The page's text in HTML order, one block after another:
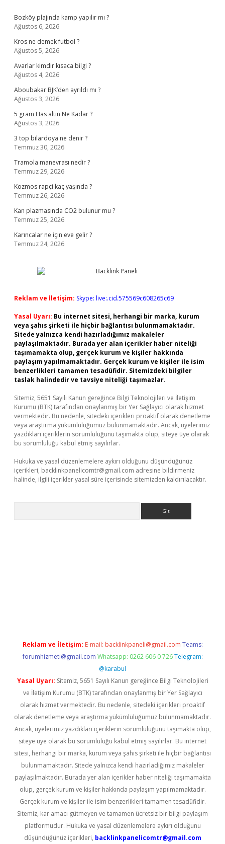
Bozköy plajında kamp yapılır mı ?
Ağustos 6, 2026
Kros ne demek futbol ?
Ağustos 5, 2026
Avarlar kimdir kısaca bilgi ?
Ağustos 4, 2026
Aboubakar BJK’den ayrıldı mı ?
Ağustos 3, 2026
5 gram Has altın Ne Kadar ?
Ağustos 3, 2026
3 top bilardoya ne denir ?
Temmuz 30, 2026
Tramola manevrası nedir ?
Temmuz 29, 2026
Kozmos rapçi kaç yaşında ?
Temmuz 26, 2026
Kan plazmasında CO2 bulunur mu ?
Temmuz 25, 2026
Karıncalar ne için eve gelir ?
Temmuz 24, 2026
Reklam ve İletişim: Skype: live:.cid.575569c608265c69
Yasal Uyarı: Bu internet sitesi, herhangi bir marka, kurum
veya şahıs şirketi ile hiçbir bağlantısı bulunmamaktadır.
Sitede yalnızca kendi hazırladığımız makaleler
paylaşılmaktadır. Burada yer alan içerikler haber niteliği
taşımamakta olup, gerçek kurum ve kişiler hakkında
paylaşım yapılmamaktadır. Gerçek kurum ve kişiler ile isim
benzerlikleri tamamen tesadüfidir. Sitemizdeki bilgiler
taslak halindedir ve tavsiye niteliği taşımazlar.
Sitemiz, 5651 Sayılı Kanun gereğince Bilgi Teknolojileri ve İletişim
Kurumu (BTK) tarafından onaylanmış bir Yer Sağlayıcı olarak hizmet
vermektedir. Bu nedenle, sitedeki içerikleri proaktif olarak denetleme
veya araştırma yükümlülüğümüz bulunmamaktadır. Ancak, üyelerimiz
yazdıkları içeriklerin sorumluluğunu taşımakta olup, siteye üye olarak
bu sorumluluğu kabul etmiş sayılırlar.
Hukuka ve yasal düzenlemelere aykırı olduğunu düşündüğünüz
içerikleri, backlinkpanelicomtr@gmail.com adresine bildirmeniz
halinde, ilgili içerikler yasal süre içerisinde sitemizden kaldırılacaktır.
Reklam ve İletişim: E-mail: backlinkpaneli@gmail.com Teams:
forumhizmeti@gmail.com Whatsapp: 0262 606 0 726 Telegram:
@karabul
Yasal Uyarı: Sitemiz, 5651 Sayılı Kanun gereğince Bilgi Teknolojileri
ve İletişim Kurumu (BTK) tarafından onaylanmış bir Yer Sağlayıcı
olarak hizmet vermektedir. Bu nedenle, sitedeki içerikleri proaktif
olarak denetleme veya araştırma yükümlülüğümüz bulunmamaktadır.
Ancak, üyelerimiz yazdıkları içeriklerin sorumluluğunu taşımakta olup,
siteye üye olarak bu sorumluluğu kabul etmiş sayılırlar. Bu internet
sitesi, herhangi bir marka, kurum veya şahıs şirketi ile hiçbir bağlantısı
bulunmamaktadır. Sitede yalnızca kendi hazırladığımız makaleler
paylaşılmaktadır. Burada yer alan içerikler haber niteliği taşımamakta
olup, gerçek kurum ve kişiler hakkında paylaşım yapılmamaktadır.
Gerçek kurum ve kişiler ile isim benzerlikleri tamamen tesadüfidir.
Sitemiz, kar amacı gütmeyen ve tamamen ücretsiz bir bilgi paylaşım
platformudur. Hukuka ve yasal düzenlemelere aykırı olduğunu
düşündüğünüz içerikleri, backlinkpanelicomtr@gmail.com